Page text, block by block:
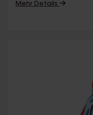
Mehr Details